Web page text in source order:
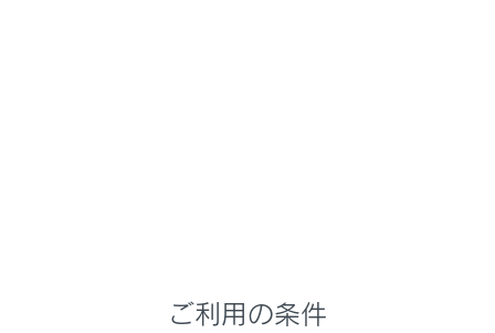
運転者を補助し、安全で快適なドライブを支援します。
ご利用の条件